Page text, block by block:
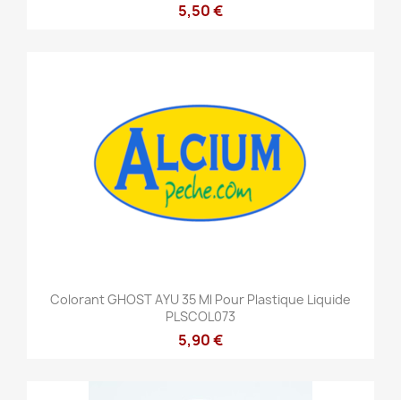
5,50 €
Colorant GHOST AYU 35 Ml Pour Plastique Liquide
PLSCOL073
5,90 €